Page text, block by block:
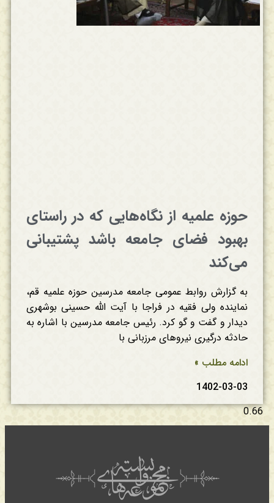
حوزه علمیه از نگاه‌هایی که در راستای
بهبود فضای جامعه باشد پشتیبانی
می‌کند
به گزارش روابط عمومی جامعه مدرسین حوزه علمیه قم،
نماینده ولی فقیه در فراجا با آیت الله حسینی بوشهری
دیدار و گفت و گو کرد. رئیس جامعه مدرسین با اشاره به
حادثه درگیری نیروهای مرزبانی با
ادامه مطلب »
1402-03-03